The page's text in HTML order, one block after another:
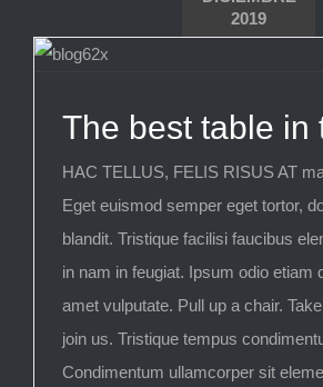
2019
The best table in
HAC TELLUS, FELIS RISUS AT
Eget euismod semper eget tortor,
blandit. Tristique facilisi faucibus
in nam in feugiat. Ipsum odio etiam
amet vulputate. Pull up a chair.
join us. Tristique tempus
Condimentum ullamcorper sit